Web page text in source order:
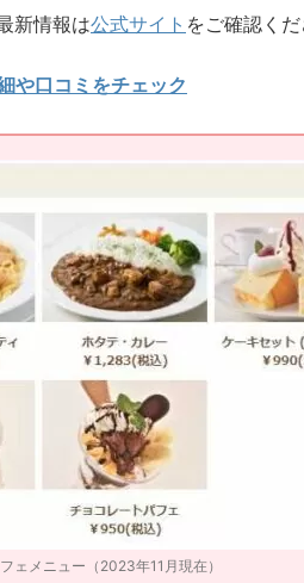
新情報は公式サイト をご確認く
や口コミをチェック
ェメニュー（2023年11月現在）